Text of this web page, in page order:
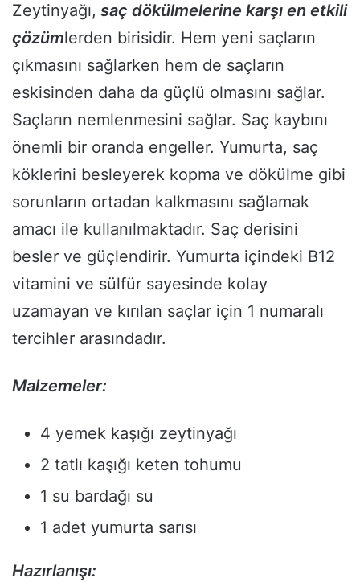
Zeytinyağı, saç dökülmelerine karşı en etkili
çözümlerden birisidir. Hem yeni saçların
çıkmasını sağlarken hem de saçların
eskisinden daha da güçlü olmasını sağlar.
Saçların nemlenmesini sağlar. Saç kaybını
önemli bir oranda engeller. Yumurta, saç
köklerini besleyerek kopma ve dökülme gibi
sorunların ortadan kalkmasını sağlamak
amacı ile kullanılmaktadır. Saç derisini
besler ve güçlendirir. Yumurta içindeki B12
vitamini ve sülfür sayesinde kolay
uzamayan ve kırılan saçlar için 1 numaralı
tercihler arasındadır.
Malzemeler:
4 yemek kaşığı zeytinyağı
2 tatlı kaşığı keten tohumu
1 su bardağı su
1 adet yumurta sarısı
Hazırlanışı: